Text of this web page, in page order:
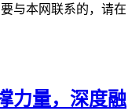
与本网联系的，请在
力量，深度融